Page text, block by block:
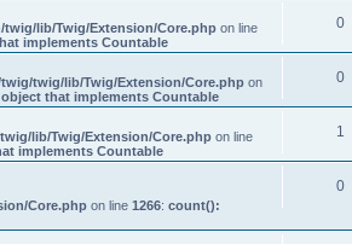
lib/Twig/Extension/Core.phpon line
implements Countable
0
twig/lib/Twig/Extension/Core.phpon
that implements Countable
0
lib/Twig/Extension/Core.phpon line
implements Countable
1
Core.phpon line 1266: count():
0